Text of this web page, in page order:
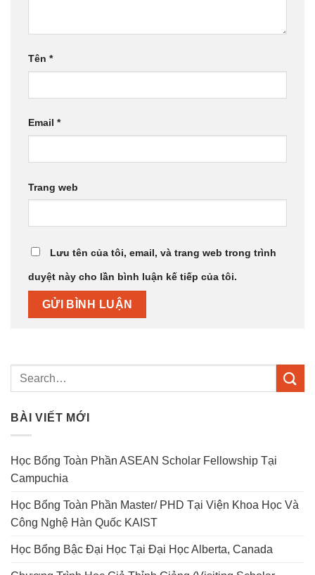
Tên *
Email *
Trang web
Lưu tên của tôi, email, và trang web trong trình
duyệt này cho lần bình luận kế tiếp của tôi.
BÀI VIẾT MỚI
Học Bổng Toàn Phần ASEAN Scholar Fellowship Tại
Campuchia
Học Bổng Toàn Phần Master/ PHD Tại Viện Khoa Học Và
Công Nghệ Hàn Quốc KAIST
Học Bổng Bậc Đại Học Tại Đại Học Alberta, Canada